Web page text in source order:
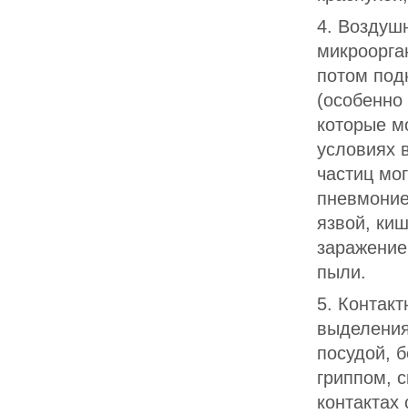
4.
потом
которые
условиях
частиц
язвой,
пыли.
5.
посудой,
гриппом,